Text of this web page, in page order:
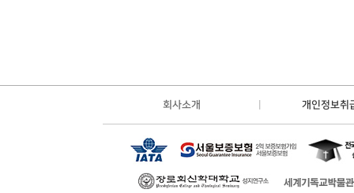
회사소개 개인정보취